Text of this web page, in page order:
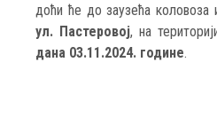
доћи ће до заузећа
ул. Пастеровој, на
дана 03.11.2024. године.